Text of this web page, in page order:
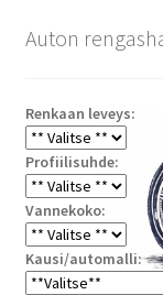
Auton
Renkaan leveys:
Profiilisuhde:
Vannekoko:
Kausi/automalli: